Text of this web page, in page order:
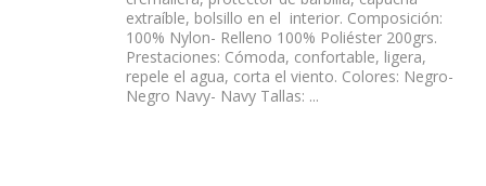
extraíble, bolsillo en el interior. Composición:
100% Nylon- Relleno 100% Poliéster 200grs.
Prestaciones: Cómoda, confortable, ligera,
repele el agua, corta el viento. Colores: Negro-
Negro Navy- Navy Tallas: ...